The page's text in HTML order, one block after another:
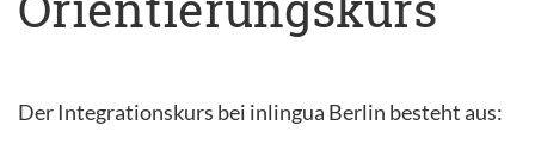
Der Integrationskurs bei inlingua Berlin besteht aus: